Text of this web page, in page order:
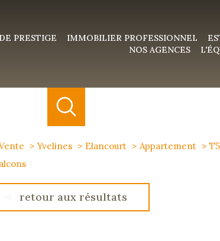
PRESTIGE IMMOBILIER PROFESSIONNEL
NOS AGENCES
Yvelines Elancourt Appartement
T5
retour aux résultats